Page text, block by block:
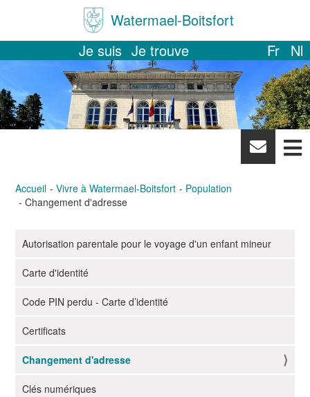
Watermael-Boitsfort
Je suis Je trouve Fr Nl
News
Accueil Vivre à Watermael-Boitsfort
Population
Changement d'adresse
N
v
i
a
i
o
Autorisation parentale pour le voyage d'un enfant mineur
Carte d'identité
Code PIN perdu - Carte d’identité
Certificats
Changement d'adresse
Clés numériques